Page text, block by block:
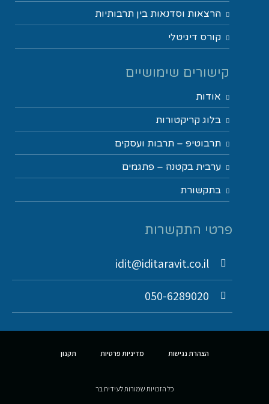
הרצאות וסדנאות בין תרבותיות
קורס דיגיטלי
קישורים שימושיים
אודות
בלוג קריקטורות
תרבוטיפ – תרבות ועסקים
ערבית בקטנה – פתגמים
בתקשורת
פרטי התקשרות
idit@iditaravit.co.il
050-6289020
הצהרת נגישות מדיניות פרטיות תקנון
כל הזכויות שמורות לעידית בר